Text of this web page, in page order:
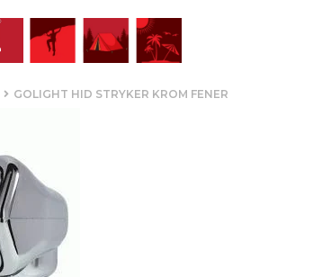
GOLIGHT HID STRYKER KROM FENER